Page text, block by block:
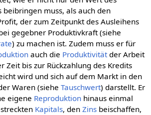
beibringen muss, als auch den
der zum Zeitpunkt des Ausleihens
gegebner Produktivkraft (siehe
) zu machen ist. Zudem muss er für
auch die Produktivitätder Arbeit
Zeit bis zur Rückzahlung des Kredits
wird und sich auf dem Markt in den
Waren (siehe Tauschwert) darstellt. Er
eigene Reproduktionhinaus einmal
Kapitals, den Zinsbeischaffen,